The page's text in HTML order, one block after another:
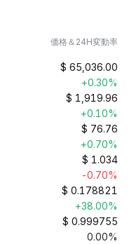
価格＆24H変動率
$ 65,036.00
+0.30%
$ 1,919.96
+0.10%
$ 76.76
+0.70%
$ 1.034
-0.70%
$ 0.178821
+38.00%
$ 0.999755
0.00%